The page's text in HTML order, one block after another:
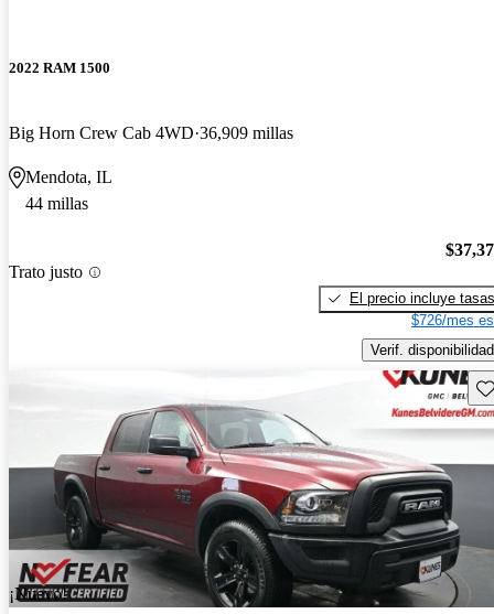
2022 RAM 1500
Big Horn Crew Cab 4WD 36,909 millas
Mendota, IL
44 millas
Trato justo
El precio incluye tasas
$726/mes
Verif. disponibilidad
¡Nuevo!